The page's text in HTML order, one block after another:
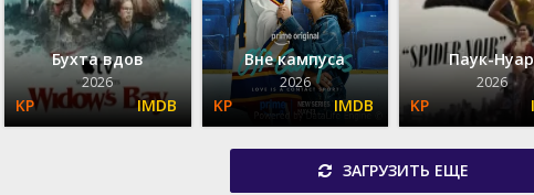
Бухта вдов
2026
Вне кампуса
2026
Паук-Нуар
2026
ЗАГРУЗИТЬ ЕЩЕ